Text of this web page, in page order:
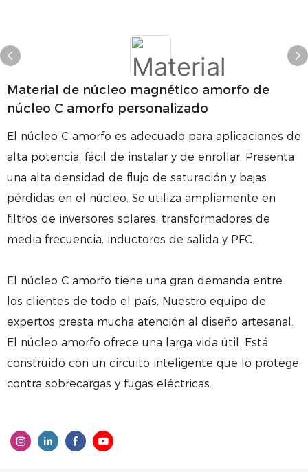
Material de núcleo magnético amorfo de
núcleo C amorfo personalizado
El núcleo C amorfo es adecuado para aplicaciones de
alta potencia, fácil de instalar y de enrollar. Presenta
una alta densidad de flujo de saturación y bajas
pérdidas en el núcleo. Se utiliza ampliamente en
filtros de inversores solares, transformadores de
media frecuencia, inductores de salida y PFC.
El núcleo C amorfo tiene una gran demanda entre
los clientes de todo el país. Nuestro equipo de
expertos presta mucha atención al diseño artesanal.
El núcleo amorfo ofrece una larga vida útil. Está
construido con un circuito inteligente que lo protege
contra sobrecargas y fugas eléctricas.